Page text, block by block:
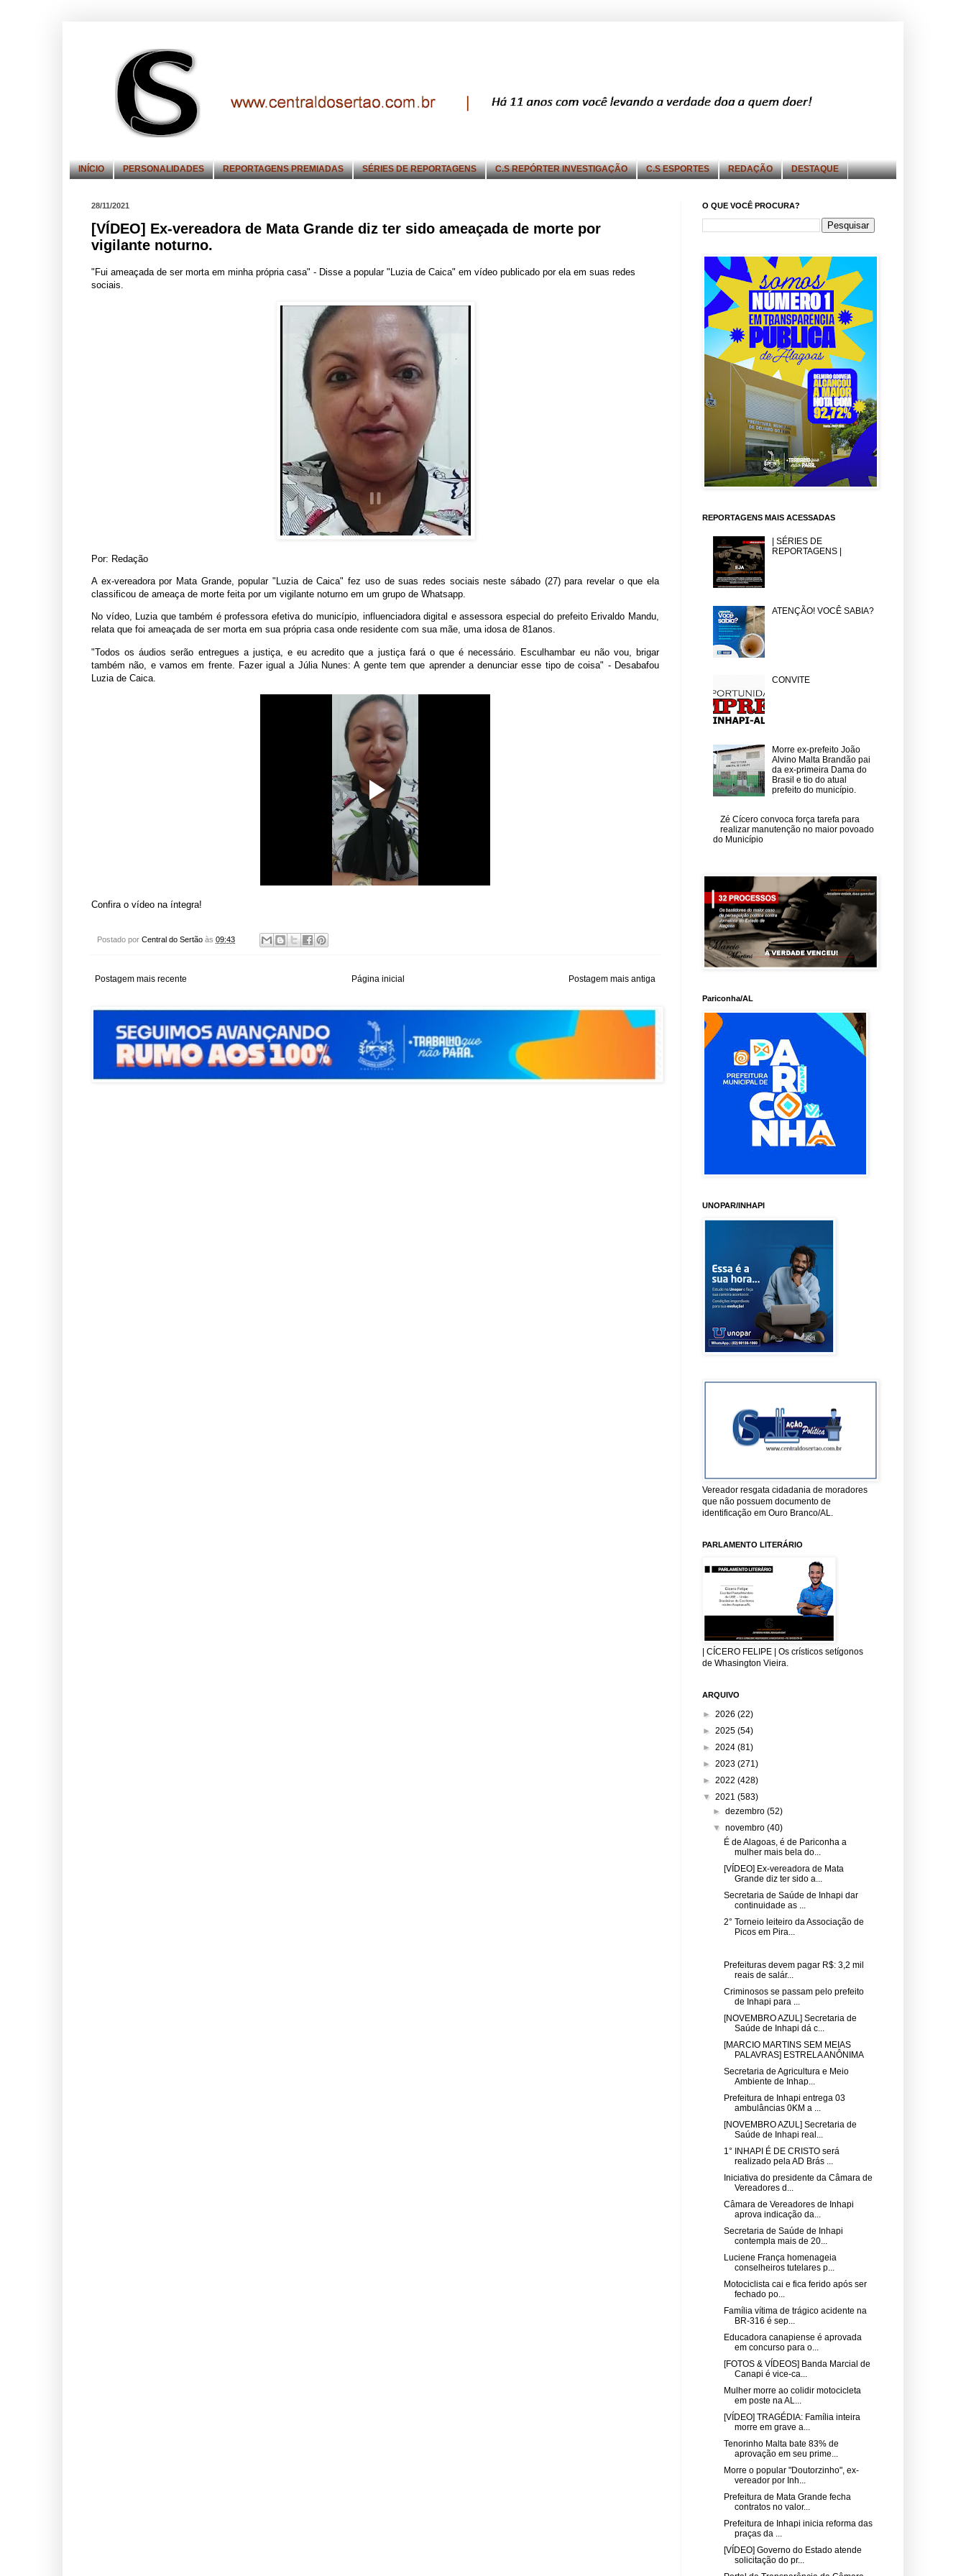
INÍCIO PERSONALIDADES REPORTAGENS PREMIADAS SÉRIES DE REPORTAGENS C.S REPÓRTER INVESTIGAÇÃO C.S ESPORTES REDAÇÃO DESTAQUE
28/11/2021
[VÍDEO] Ex-vereadora de Mata Grande diz ter sido ameaçada de morte por
vigilante noturno.
"Fui ameaçada de ser morta em minha própria casa" - Disse a popular "Luzia de Caica" em vídeo publicado por ela em suas redes
sociais.
Por: Redação
A ex-vereadora por Mata Grande, popular "Luzia de Caica" fez uso de suas redes sociais neste sábado (27) para revelar o que ela
classificou de ameaça de morte feita por um vigilante noturno em um grupo de Whatsapp.
No vídeo, Luzia que também é professora efetiva do município, influenciadora digital e assessora especial do prefeito Erivaldo Mandu,
relata que foi ameaçada de ser morta em sua própria casa onde residente com sua mãe, uma idosa de 81anos.
"Todos os áudios serão entregues a justiça, e eu acredito que a justiça fará o que é necessário. Esculhambar eu não vou, brigar
também não, e vamos em frente. Fazer igual a Júlia Nunes: A gente tem que aprender a denunciar esse tipo de coisa" - Desabafou
Luzia de Caica.
Confira o vídeo na íntegra!
Postado por Central do Sertão às 09:43
Postagem mais recente Postagem mais antiga
Página inicial
O QUE VOCÊ PROCURA?
REPORTAGENS MAIS ACESSADAS
| SÉRIES DE
REPORTAGENS |
ATENÇÃO! VOCÊ SABIA?
CONVITE
Morre ex-prefeito João
Alvino Malta Brandão pai
da ex-primeira Dama do
Brasil e tio do atual
prefeito do município.
Zé Cícero convoca força tarefa para
realizar manutenção no maior povoado
do Município
Pariconha/AL
UNOPAR/INHAPI
Vereador resgata cidadania de moradores
que não possuem documento de
identificação em Ouro Branco/AL.
PARLAMENTO LITERÁRIO
| CÍCERO FELIPE | Os crísticos setígonos
de Whasington Vieira.
ARQUIVO
► 2026 (22)
► 2025 (54)
► 2024 (81)
► 2023 (271)
► 2022 (428)
▼ 2021 (583)
►dezembro(52)
▼novembro(40)
É de Alagoas, é de Pariconha a
mulher mais bela do...
[VÍDEO] Ex-vereadora de Mata
Grande diz ter sido a...
Secretaria de Saúde de Inhapi dar
continuidade as ...
2° Torneio leiteiro da Associação de
Picos em Pira...
Prefeituras devem pagar R$: 3,2 mil
reais de salár...
Criminosos se passam pelo prefeito
de Inhapi para ...
[NOVEMBRO AZUL] Secretaria de
Saúde de Inhapi dá c...
[MARCIO MARTINS SEM MEIAS
PALAVRAS] ESTRELA ANÔNIMA
Secretaria de Agricultura e Meio
Ambiente de Inhap...
Prefeitura de Inhapi entrega 03
ambulâncias 0KM a ...
[NOVEMBRO AZUL] Secretaria de
Saúde de Inhapi real...
1° INHAPI É DE CRISTO será
realizado pela AD Brás ...
Iniciativa do presidente da Câmara de
Vereadores d...
Câmara de Vereadores de Inhapi
aprova indicação da...
Secretaria de Saúde de Inhapi
contempla mais de 20...
Luciene França homenageia
conselheiros tutelares p...
Motociclista cai e fica ferido após ser
fechado po...
Família vítima de trágico acidente na
BR-316 é sep...
Educadora canapiense é aprovada
em concurso para o...
[FOTOS & VÍDEOS] Banda Marcial de
Canapi é vice-ca...
Mulher morre ao colidir motocicleta
em poste na AL...
[VÍDEO] TRAGÉDIA: Família inteira
morre em grave a...
Tenorinho Malta bate 83% de
aprovação em seu prime...
Morre o popular "Doutorzinho", ex-
vereador por Inh...
Prefeitura de Mata Grande fecha
contratos no valor...
Prefeitura de Inhapi inicia reforma das
praças da ...
[VÍDEO] Governo do Estado atende
solicitação do pr...